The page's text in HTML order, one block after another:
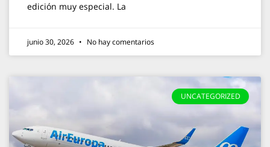
edición muy especial. La
junio 30, 2026 No hay comentarios
UNCATEGORIZED